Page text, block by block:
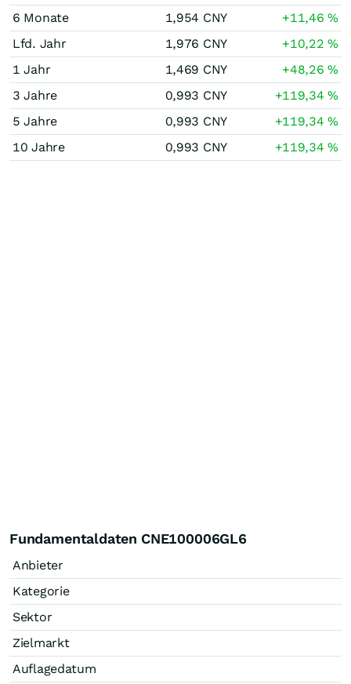
6 Monate
1,954 CNY +11,46%
Lfd. Jahr
1,976 CNY +10,22%
1 Jahr
1,469 CNY +48,26%
3 Jahre
0,993 CNY +119,34%
5 Jahre
0,993 CNY +119,34%
10 Jahre
0,993 CNY +119,34%
Fundamentaldaten CNE100006GL6
Anbieter
Kategorie
Sektor
Zielmarkt
Auflagedatum